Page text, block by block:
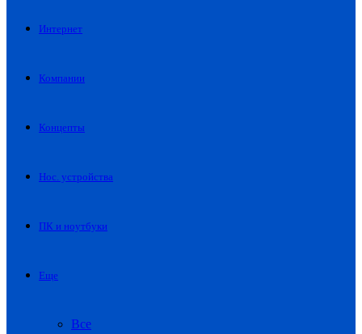
Интернет
Компании
Концепты
Нос. устройства
ПК и ноутбуки
Еще
Все